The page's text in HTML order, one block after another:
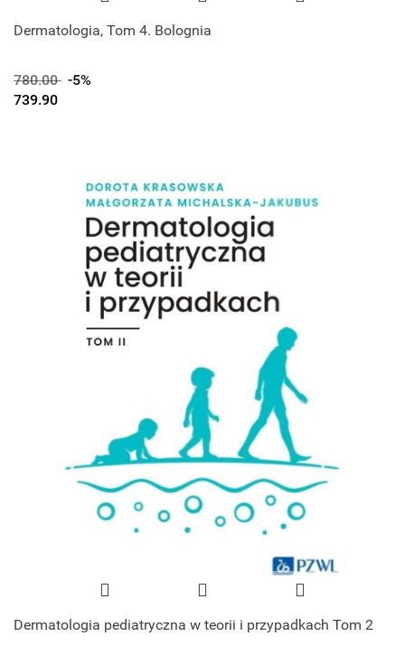
Dermatologia, Tom 4. Bolognia
780.00 -5%
739.90
Dermatologia pediatryczna w teorii i przypadkach Tom 2